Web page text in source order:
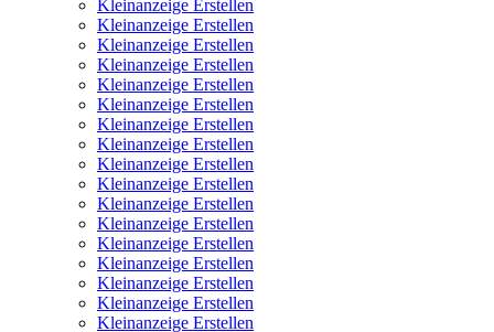
Kleinanzeige Erstellen
Kleinanzeige Erstellen
Kleinanzeige Erstellen
Kleinanzeige Erstellen
Kleinanzeige Erstellen
Kleinanzeige Erstellen
Kleinanzeige Erstellen
Kleinanzeige Erstellen
Kleinanzeige Erstellen
Kleinanzeige Erstellen
Kleinanzeige Erstellen
Kleinanzeige Erstellen
Kleinanzeige Erstellen
Kleinanzeige Erstellen
Kleinanzeige Erstellen
Kleinanzeige Erstellen
Kleinanzeige Erstellen